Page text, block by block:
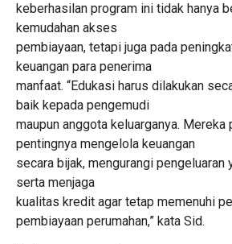
keberhasilan program ini tidak hanya
kemudahan akses
pembiayaan, tetapi juga pada
keuangan para penerima
manfaat. “Edukasi harus dilakukan
baik kepada pengemudi
maupun anggota keluarganya. Mereka
pentingnya mengelola keuangan
secara bijak, mengurangi
serta menjaga
kualitas kredit agar tetap memenuhi
pembiayaan perumahan,” kata Sid.